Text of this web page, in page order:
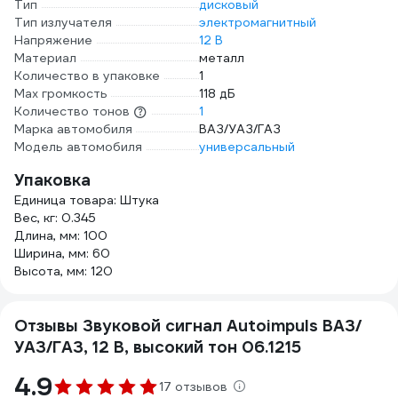
Тип
дисковый
Тип излучателя
электромагнитный
Напряжение
12 В
Материал
металл
Количество в упаковке
1
Мах громкость
118 дБ
Количество тонов
1
Марка автомобиля
ВАЗ/УАЗ/ГАЗ
Модель автомобиля
универсальный
Упаковка
Единица товара: Штука
Вес, кг: 0.345
Длина, мм: 100
Ширина, мм: 60
Высота, мм: 120
Отзывы Звуковой сигнал Autoimpuls ВАЗ/
УАЗ/ГАЗ, 12 В, высокий тон 06.1215
4.9 17 отзывов